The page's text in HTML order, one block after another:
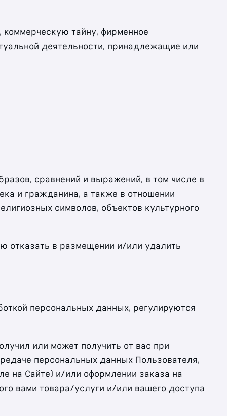
коммерческую тайну, фирменное
деятельности, принадлежащие или
сравнений и выражений, в том числе в
и гражданина, а также в отношении
символов, объектов культурного
отказать в размещении и/или удалить
персональных данных, регулируются
или может получить от вас при
персональных данных Пользователя,
на Сайте) и/или оформлении заказа на
вами товара/услуги и/или вашего доступа